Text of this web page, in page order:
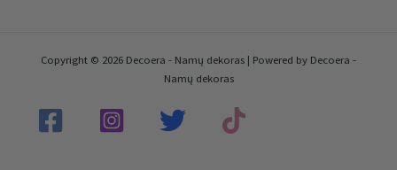
Copyright © 2026 Decoera - Namų dekoras | Powered by Decoera -
Namų dekoras